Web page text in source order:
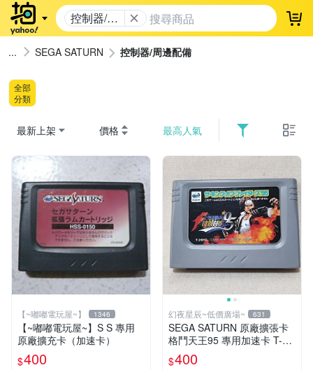
控制器/周
邊配備
登
SEGA SATURN 控制器/周邊配備
全部
分類
最新上架 價格 最高人氣
【~嘟嘟電玩屋~】 1346
【~嘟嘟電玩屋~】S S 專用
原廠擴充卡（加速卡）
$400
幻夜星辰~低價廣場~ 631
SEGA SATURN 原廠擴張卡
格鬥天王95 專用加速卡 T-31
01G JAPAN BB0181
$400